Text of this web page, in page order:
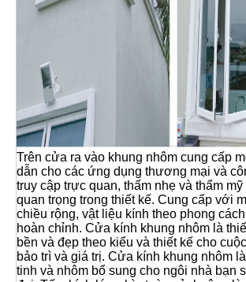
Trên cửa ra vào khung nhôm cung cấp
dẫn cho các ứng dụng thương mại và
truy cập trực quan, thấm nhẹ và thẩm
quan trọng trong thiết kế. Cung cấp với
chiều rộng, vật liệu kính theo phong
hoàn chỉnh. Cửa kính khung nhôm là
bền và đẹp theo kiểu và thiết kế cho
bảo trì và giá trị. Cửa kính khung nhôm
tinh và nhôm bổ sung cho ngôi nhà bạn